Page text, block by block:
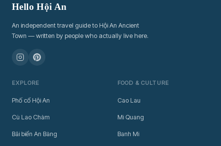
Hello Hội An
An independent travel guide to Hội An Ancient
Town — written by people who actually live here.
EXPLORE
Phố cổ Hội An
Cù Lao Chàm
Bãi biển An Bàng
FOOD & CULTURE
Cao Lau
Mi Quang
Banh Mi